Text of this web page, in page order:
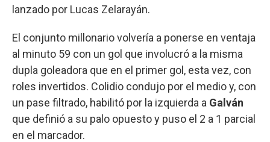
lanzado por Lucas Zelarayán.
El conjunto millonario volvería a ponerse en ventaja
al minuto 59 con un gol que involucró a la misma
dupla goleadora que en el primer gol, esta vez, con
roles invertidos. Colidio condujo por el medio y, con
un pase filtrado, habilitó por la izquierda a Galván
que definió a su palo opuesto y puso el 2 a 1 parcial
en el marcador.